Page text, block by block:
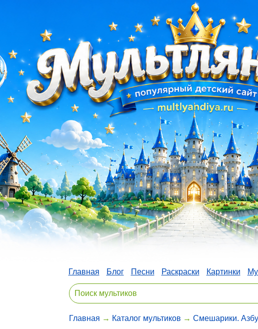
Главная Блог Песни Раскраски Картинки
Главная → Каталог мультиков → Смешарики.